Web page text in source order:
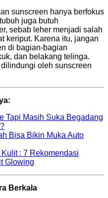
sunscreen hanya berfokus
juga butuh
sebab leher menjadi salah
keriput. Karena itu, jangan
di bagian-bagian
dan belakang telinga.
oleh sunscreen
Tapi Masih Suka Begadang
Bisa Bikin Muka Auto
: 7 Rekomendasi
Glowing
Berkala